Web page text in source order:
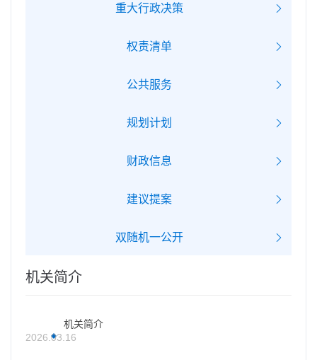
重大行政决策
权责清单
公共服务
规划计划
财政信息
建议提案
双随机一公开
机关简介
机关简介
2026.03.16